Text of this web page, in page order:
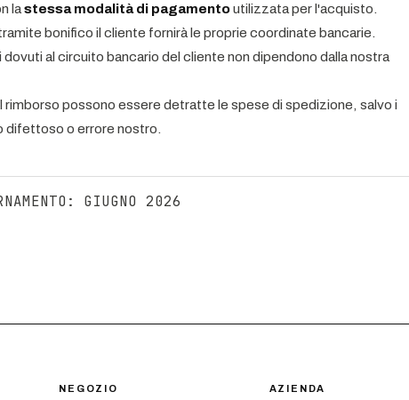
lastessa modalità di pagamentoutilizzata per l'acquisto.
bonifico il cliente fornirà le proprie coordinate bancarie.
dovuti al circuito bancario del cliente non dipendono dalla nostra
rimborso possono essere detratte le spese di spedizione, salvo i
difettoso o errore nostro.
: GIUGNO 2026
NEGOZIO AZIENDA